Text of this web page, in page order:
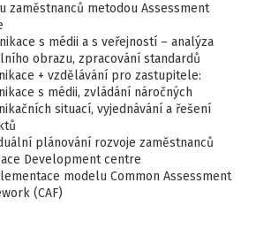
zaměstnanců metodou Assessment
s médii a s veřejností – analýza
obrazu, zpracování standardů
+ vzdělávání pro zastupitele:
s médii, zvládání náročných
situací, vyjednávání a řešení
plánování rozvoje zaměstnanců
Development centre
modelu Common Assessment
(CAF)